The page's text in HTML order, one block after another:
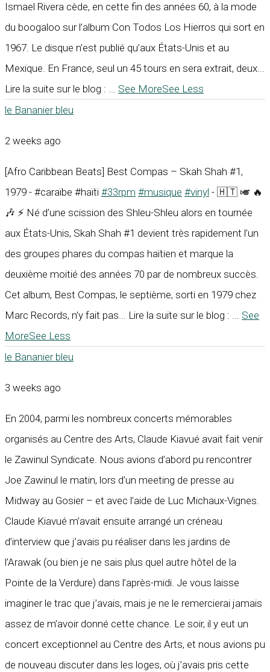
Ismael Rivera cède, en cette fin des années 60, à la mode
du boogaloo sur l’album Con Todos Los Hierros qui sort en
1967. Le disque n’est publié qu’aux États-Unis et au
Mexique. En France, seul un 45 tours en sera extrait, deux...
Lire la suite sur le blog : ... See MoreSee Less
le Bananier bleu
2 weeks ago
[Afro Caribbean Beats] Best Compas – Skah Shah #1,
1979 - #caraïbe #haïti #33rpm #musique #vinyl - 🇭🇹 🎺 🔥
🎶 ⚡ Né d’une scission des Shleu-Shleu alors en tournée
aux États-Unis, Skah Shah #1 devient très rapidement l’un
des groupes phares du compas haïtien et marque la
deuxième moitié des années 70 par de nombreux succès.
Cet album, Best Compas, le septième, sorti en 1979 chez
Marc Records, n’y fait pas... Lire la suite sur le blog : ... See
MoreSee Less
le Bananier bleu
3 weeks ago
En 2004, parmi les nombreux concerts mémorables
organisés au Centre des Arts, Claude Kiavué avait fait venir
le Zawinul Syndicate. Nous avions d’abord pu rencontrer
Joe Zawinul le matin, lors d’un meeting de presse au
Midway au Gosier – et avec l’aide de Luc Michaux-Vignes.
Claude Kiavué m’avait ensuite arrangé un créneau
d’interview que j’avais pu réaliser dans les jardins de
l’Arawak (ou bien je ne sais plus quel autre hôtel de la
Pointe de la Verdure) dans l’après-midi. Je vous laisse
imaginer le trac que j’avais, mais je ne le remercierai jamais
assez de m’avoir donné cette chance. Le soir, il y eut un
concert exceptionnel au Centre des Arts, et nous avions pu
de nouveau discuter dans les loges, où j’avais pris cette